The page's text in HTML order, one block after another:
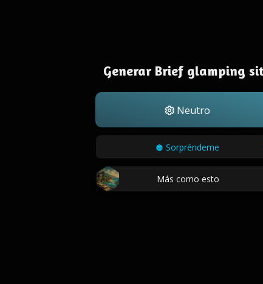
Generar Brief glamping
Neutro
Sorpréndeme
Más como esto